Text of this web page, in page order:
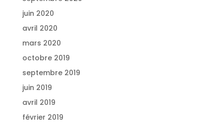
juin 2020
avril 2020
mars 2020
octobre 2019
septembre 2019
juin 2019
avril 2019
février 2019